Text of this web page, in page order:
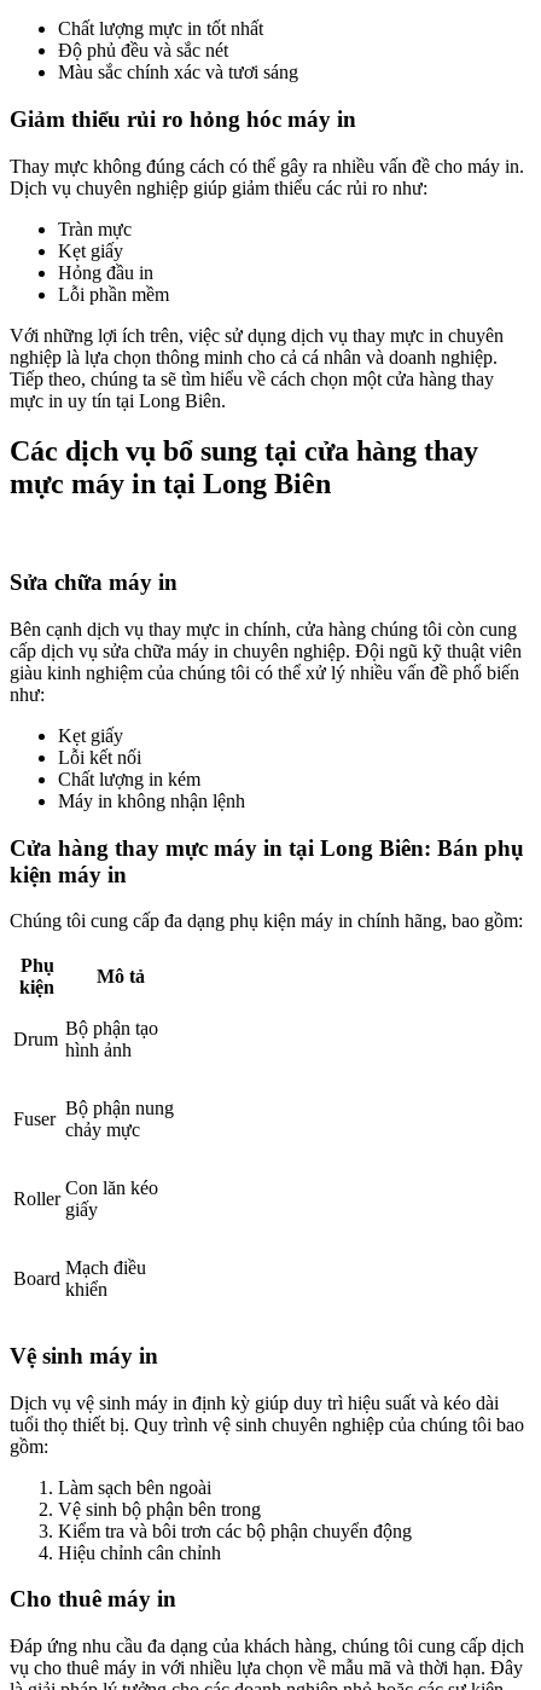
Chất lượng mực in tốt nhất
Độ phủ đều và sắc nét
Màu sắc chính xác và tươi sáng
Giảm thiểu rủi ro hỏng hóc máy in
Thay mực không đúng cách có thể gây ra nhiều vấn đề cho máy in.
Dịch vụ chuyên nghiệp giúp giảm thiểu các rủi ro như:
Tràn mực
Kẹt giấy
Hỏng đầu in
Lỗi phần mềm
Với những lợi ích trên, việc sử dụng dịch vụ thay mực in chuyên
nghiệp là lựa chọn thông minh cho cả cá nhân và doanh nghiệp.
Tiếp theo, chúng ta sẽ tìm hiểu về cách chọn một cửa hàng thay
mực in uy tín tại Long Biên.
Các dịch vụ bổ sung tại cửa hàng thay
mực máy in tại Long Biên
Sửa chữa máy in
Bên cạnh dịch vụ thay mực in chính, cửa hàng chúng tôi còn cung
cấp dịch vụ sửa chữa máy in chuyên nghiệp. Đội ngũ kỹ thuật viên
giàu kinh nghiệm của chúng tôi có thể xử lý nhiều vấn đề phổ biến
như:
Kẹt giấy
Lỗi kết nối
Chất lượng in kém
Máy in không nhận lệnh
Cửa hàng thay mực máy in tại Long Biên: Bán phụ
kiện máy in
Chúng tôi cung cấp đa dạng phụ kiện máy in chính hãng, bao gồm:
Phụ
kiện
Mô tả
Drum
Bộ phận tạo
hình ảnh
Fuser
Bộ phận nung
chảy mực
Roller
Con lăn kéo
giấy
Board
Mạch điều
khiển
Vệ sinh máy in
Dịch vụ vệ sinh máy in định kỳ giúp duy trì hiệu suất và kéo dài
tuổi thọ thiết bị. Quy trình vệ sinh chuyên nghiệp của chúng tôi bao
gồm:
Làm sạch bên ngoài
Vệ sinh bộ phận bên trong
Kiểm tra và bôi trơn các bộ phận chuyển động
Hiệu chỉnh cân chỉnh
Cho thuê máy in
Đáp ứng nhu cầu đa dạng của khách hàng, chúng tôi cung cấp dịch
vụ cho thuê máy in với nhiều lựa chọn về mẫu mã và thời hạn. Đây